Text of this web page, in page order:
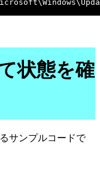
状態を確
サンプルコードで